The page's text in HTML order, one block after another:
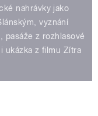
nahrávky jako
vyznání
pasáže z rozhlasové
ukázka z filmu Zítra